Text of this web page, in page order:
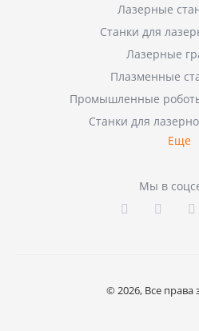
Лазерные
Станки для
Лазерные
Плазменные
Промышленные
Станки для
Еще
Мы в
© 2026, Все